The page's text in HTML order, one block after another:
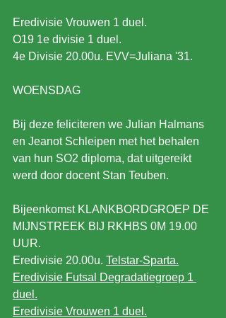
Eredivisie Vrouwen 1 duel.
O19 1e divisie 1 duel.
4e Divisie 20.00u. EVV=Juliana '31.
WOENSDAG
Bij deze feliciteren we Julian Halmans
en Jeanot Schleipen met het behalen
van hun SO2 diploma, dat uitgereikt
werd door docent Stan Teuben.
Bijeenkomst KLANKBORDGROEP DE
MIJNSTREEK BIJ RKHBS 0M 19.00
UUR.
Eredivisie 20.00u. Telstar-Sparta.
Eredivisie Futsal Degradatiegroep 1
duel.
Eredivisie Vrouwen 1 duel.